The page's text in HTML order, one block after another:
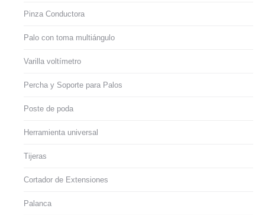
Pinza Conductora
Palo con toma multiángulo
Varilla voltímetro
Percha y Soporte para Palos
Poste de poda
Herramienta universal
Tijeras
Cortador de Extensiones
Palanca